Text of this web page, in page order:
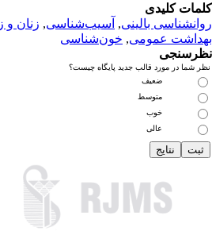
کلیدی
بالینی, آسیب‌شناسی, زنان و
عمومی, خون‌شناسی
شما در مورد قالب جدید پایگاه چیست؟
ضعیف
متوسط
خوب
عالی